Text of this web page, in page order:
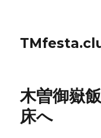
木曽御嶽
床へ